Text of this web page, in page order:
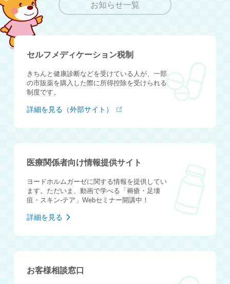
お知らせ一覧
セルフメディケーション税制
きちんと健康診断などを受けている人が、一部
の市販薬を購入した際に所得控除を受けられる
制度です。
詳細を見る（外部サイト）
医療関係者向け情報提供サイト
ヨードホルムガーゼに関する情報を提供してい
ます。ただいま、動画で学べる「褥瘡・足壊
疽・スキン-テア」Webセミナー開講中！
詳細を見る
お客様相談窓口